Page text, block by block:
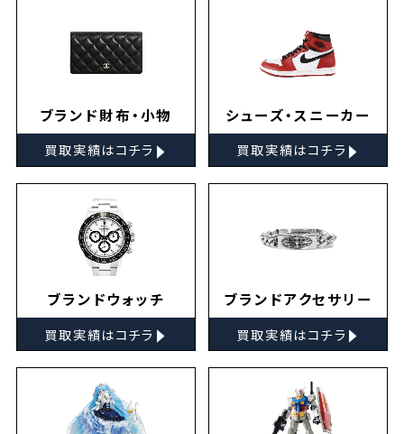
ブランド財布・小物
買取実績はコチラ ▸
シューズ・スニーカー
買取実績はコチラ ▸
ブランドウォッチ
買取実績はコチラ ▸
ブランドアクセサリー
買取実績はコチラ ▸